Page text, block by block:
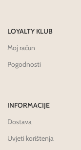
LOYALTY KLUB
Moj račun
Pogodnosti
INFORMACIJE
Dostava
Uvjeti korištenja